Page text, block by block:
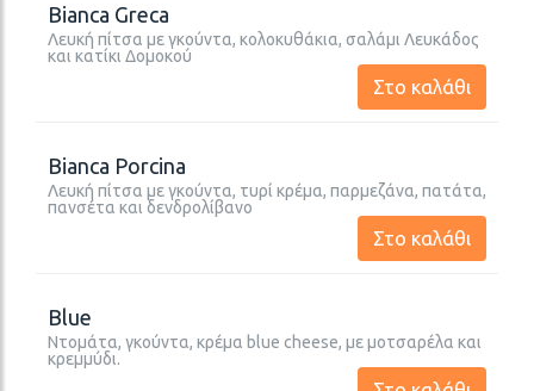
Bianca Greca
Λευκή πίτσα με γκούντα, κολοκυθάκια, σαλάμι Λευκάδος
και κατίκι Δομοκού
Στο καλάθι
Bianca Porcina
Λευκή πίτσα με γκούντα, τυρί κρέμα, παρμεζάνα, πατάτα,
πανσέτα και δενδρολίβανο
Στο καλάθι
Blue
Ντομάτα, γκούντα, κρέμα blue cheese, με μοτσαρέλα και
κρεμμύδι.